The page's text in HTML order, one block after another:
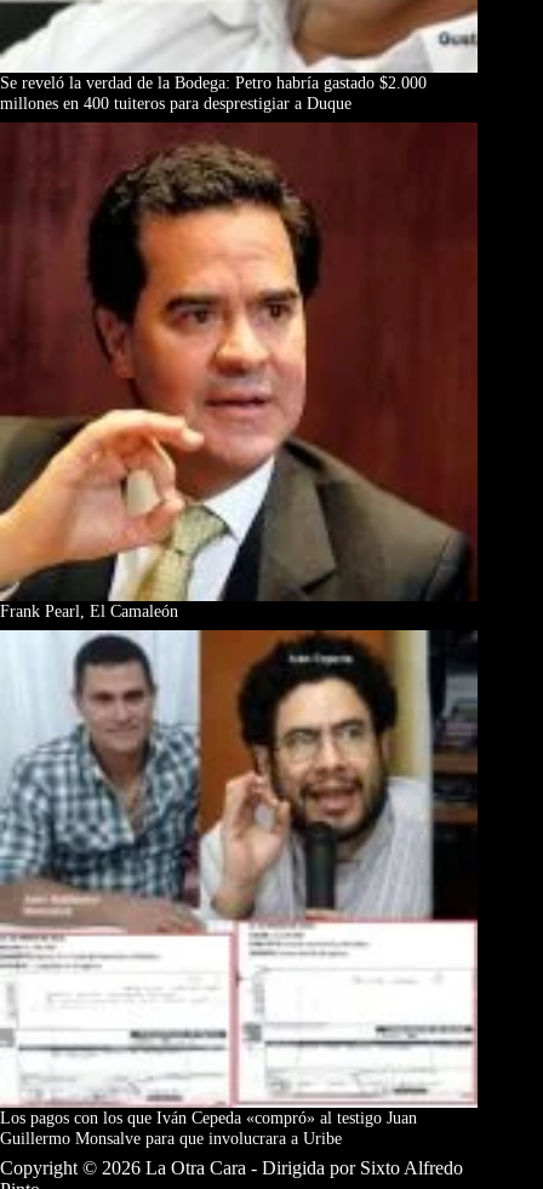
Se reveló la verdad de la Bodega: Petro habría gastado $2.000
millones en 400 tuiteros para desprestigiar a Duque
Frank Pearl, El Camaleón
Los pagos con los que Iván Cepeda «compró» al testigo Juan
Guillermo Monsalve para que involucrara a Uribe
Copyright © 2026 La Otra Cara - Dirigida por Sixto Alfredo